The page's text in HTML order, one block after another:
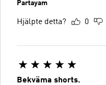
Partayam
Hjälpte detta? 0
Bekväma shorts.